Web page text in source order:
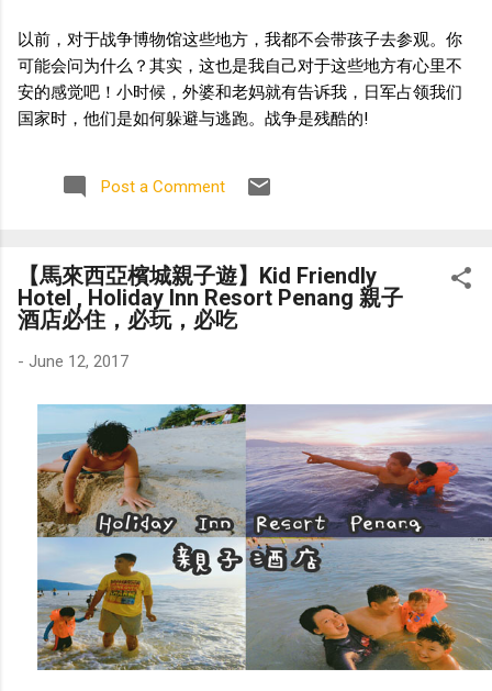
以前，对于战争博物馆这些地方，我都不会带孩子去参观。你
可能会问为什么？其实，这也是我自己对于这些地方有心里不
安的感觉吧！小时候，外婆和老妈就有告诉我，日军占领我们
国家时，他们是如何躲避与逃跑。战争是残酷的!
Post a Comment
【馬來西亞檳城親子遊】Kid Friendly
Hotel , Holiday Inn Resort Penang 親子
酒店必住，必玩，必吃
- June 12, 2017